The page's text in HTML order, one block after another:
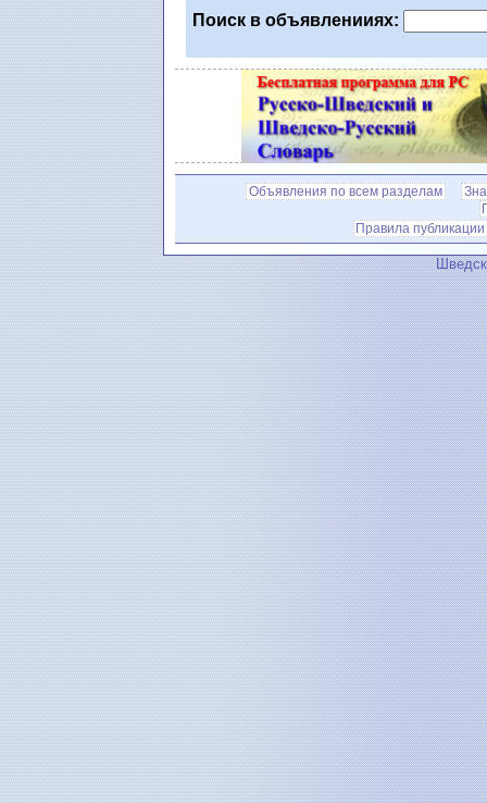
Поиск в объявленииях:
Объявления по всем разделам
Правила публикации